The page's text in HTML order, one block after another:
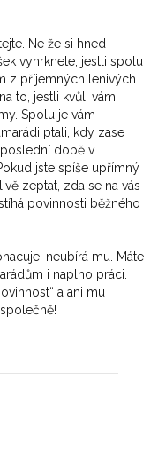
Ne že si hned
vyhrknete, jestli spolu
z příjemných lenivých
to, jestli kvůli vám
Spolu je vám
ptali, kdy zase
době v
jste spíše upřímný
zeptat, zda se na vás
povinnosti běžného
neubírá mu. Máte
i naplno práci.
a ani mu